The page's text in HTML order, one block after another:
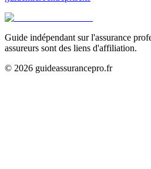
Guide indépendant sur l'assurance
assureurs sont des liens d'affiliation.
© 2026 guideassurancepro.fr